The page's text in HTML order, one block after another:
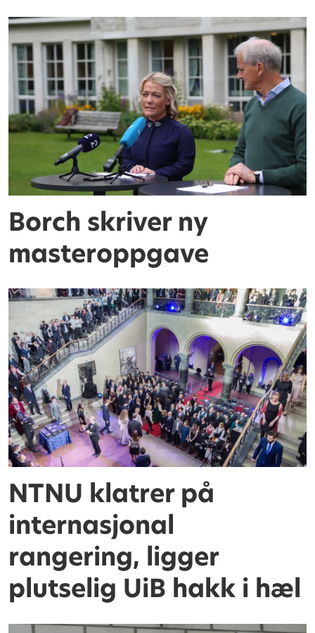
Borch skriver ny
masteroppgave
NTNU klatrer på
internasjonal
rangering, ligger
plutselig UiB hakk i hæl